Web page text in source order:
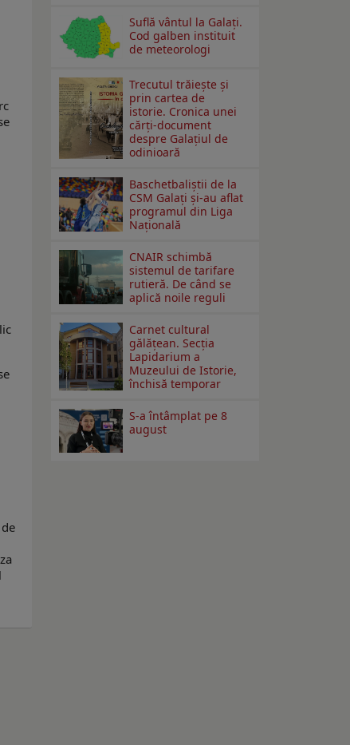
Suflă vântul la Galaţi.
Cod galben instituit
de meteorologi
Trecutul trăiește și
prin cartea de
istorie. Cronica unei
cărți-document
despre Galațiul de
odinioară
Baschetbaliștii de la
CSM Galați și-au aflat
programul din Liga
Națională
CNAIR schimbă
sistemul de tarifare
rutieră. De când se
aplică noile reguli
Carnet cultural
gălăţean. Secţia
Lapidarium a
Muzeului de Istorie,
închisă temporar
S-a întâmplat pe 8
august